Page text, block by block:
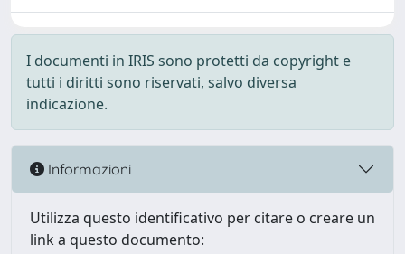
I documenti in IRIS sono protetti da copyright e
tutti i diritti sono riservati, salvo diversa
indicazione.
Informazioni
Utilizza questo identificativo per citare o creare un
link a questo documento: